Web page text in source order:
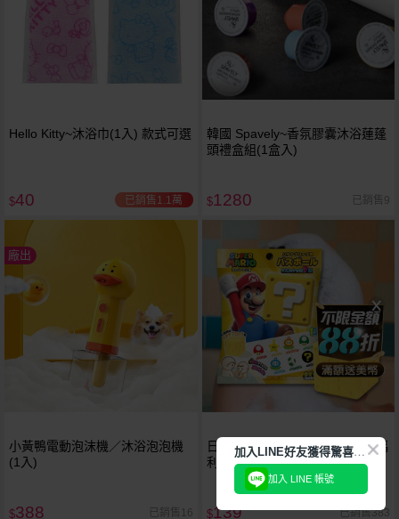
Hello Kitty~沐浴巾(1入) 款式可選
$40 已銷售1.1萬
韓國 Spavely~香氛膠囊沐浴蓮蓬
頭禮盒組(1盒入)
$1280 已銷售9
廠出
小黃鴨電動泡沫機／沐浴泡泡機
(1入)
$388 已銷售16
日本 泡澡公仔沐浴球(1入)超級瑪
利歐SUPER MARIO 玩具隨機出
$139 已銷售383
加
入LINE好友獲得驚喜折扣!
加入 LINE 帳號